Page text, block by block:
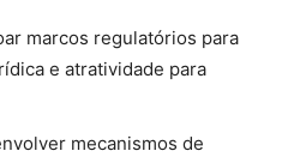
marcos regulatórios para
e atratividade para
mecanismos de